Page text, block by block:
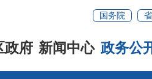
国务院
政府 新闻中心 政务公